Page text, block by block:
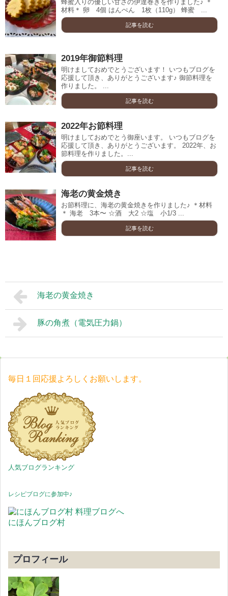
蜂蜜入りの優しい甘さの伊達巻きを作りました♪ ＊
材料＊ 卵 4個 はんぺん 1枚（110g） 蜂蜜 ...
記事を読む
2019年御節料理
明けましておめでとうございます！ いつもブログを
応援して頂き、ありがとうございます♪ 御節料理を
作りました。 ...
記事を読む
2022年お節料理
明けましておめでとう御座います。 いつもブログを
応援して頂き、ありがとうございます。 2022年、お
節料理を作りました。...
記事を読む
海老の黄金焼き
お節料理に、海老の黄金焼きを作りました♪ ＊材料
＊ 海老 3本〜 ☆酒 大2 ☆塩 小1/3 ...
記事を読む
海老の黄金焼き
豚の角煮（電気圧力鍋）
毎日１回応援よろしくお願いします。
人気ブログランキング
レシピブログに参加中♪
にほんブログ村
プロフィール